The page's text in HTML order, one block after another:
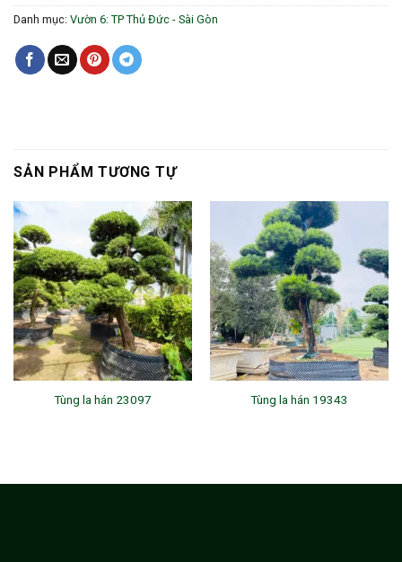
Danh mục: Vườn 6: TP Thủ Đức - Sài Gòn
SẢN PHẨM TƯƠNG TỰ
Tùng la hán 23097 Tùng la hán 19343